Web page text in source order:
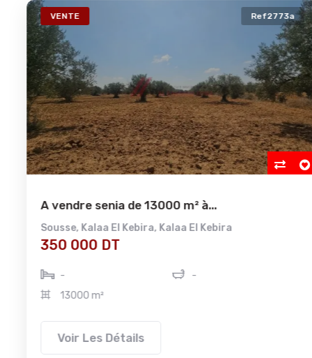
VENTE Ref2773a
A vendre senia de 13000 m² à...
Sousse,Kalaa El Kebira,Kalaa El Kebira
350 000 DT
-
-
13000 m²
Voir Les Détails